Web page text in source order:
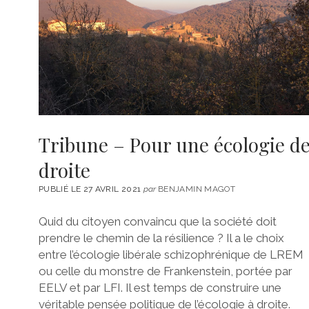
Tribune – Pour une écologie
droite
PUBLIÉ LE 27 AVRIL 2021 parBENJAMIN MAGOT
Quid du citoyen convaincu que la société doit
prendre le chemin de la résilience ? Il a le choix
entre l’écologie libérale schizophrénique de LREM
ou celle du monstre de Frankenstein, portée par
EELV et par LFI. Il est temps de construire une
véritable pensée politique de l’écologie à droite.